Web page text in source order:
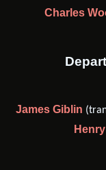
Charles
James Giblin
Henry